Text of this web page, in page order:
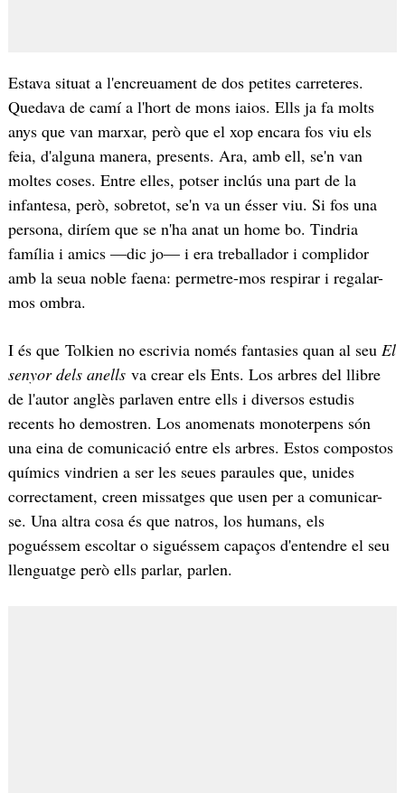
Estava situat a l'encreuament de dos petites carreteres.
Quedava de camí a l'hort de mons iaios. Ells ja fa molts
anys que van marxar, però que el xop encara fos viu els
feia, d'alguna manera, presents. Ara, amb ell, se'n van
moltes coses. Entre elles, potser inclús una part de la
infantesa, però, sobretot, se'n va un ésser viu. Si fos una
persona, diríem que se n'ha anat un home bo. Tindria
família i amics —dic jo— i era treballador i complidor
amb la seua noble faena: permetre-mos respirar i regalar-
mos ombra.
I és que Tolkien no escrivia només fantasies quan al seu El
senyor dels anellsva crear els Ents. Los arbres del llibre
de l'autor anglès parlaven entre ells i diversos estudis
recents ho demostren. Los anomenats monoterpens són
una eina de comunicació entre els arbres. Estos compostos
químics vindrien a ser les seues paraules que, unides
correctament, creen missatges que usen per a comunicar-
se. Una altra cosa és que natros, los humans, els
poguéssem escoltar o siguéssem capaços d'entendre el seu
llenguatge però ells parlar, parlen.